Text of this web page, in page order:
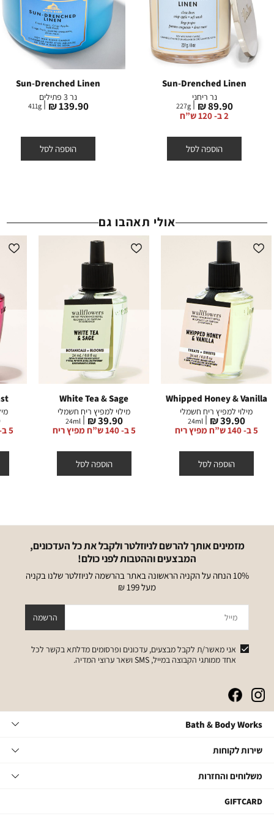
Sun-Drenched Linen
נר ריחני
מחיר
מוצר
89.90 ₪
227g
2 ב- 120 ש”ח
הוספה לסל
Sun-Drenched Linen
נר 3 פתילים
מחיר
מוצר
139.90 ₪
411g
הוספה לסל
אולי תאהבו גם
Whipped Honey & Vanilla
מילוי למפיץ ריח חשמלי
מחיר
מוצר
39.90 ₪
24ml
5 ב- 140 ש”ח מפיץ ריח
הוספה לסל
White Tea & Sage
מילוי למפיץ ריח חשמלי
מחיר
מוצר
39.90 ₪
24ml
5 ב- 140 ש”ח מפיץ ריח
הוספה לסל
5 ב- 140 ש”ח מפיץ ריח
מזמינים אותך להרשם לניוזלטר ולקבל את כל העדכונים,
המבצעים וההטבות לפני כולם!
10% הנחה על הקניה הראשונה באתר בהרשמה לניוזלטר שלנו בקניה
מעל 199 ₪
מייל
אני מאשר/ת לקבל מבצעים, עדכונים ופרסומים מדלתא בקשר לכל
אחד ממותגי הקבוצה במייל, SMS ושאר ערוצי המדיה.
הרשמה
|
באנר
סושיאל
|
באנר
סושיאל
|
באנר
סושיאל
|
באנר
סושיאל
&
Works
Bath & Body Works
תקנון מועדון
לקוחות
שירות לקוחות
צור קשר
והחזרות
משלוחים והחזרות
משלוחים
GIFTCARD